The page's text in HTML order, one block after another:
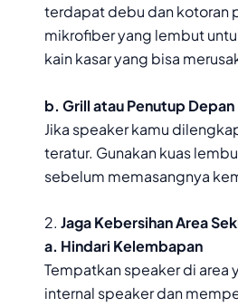
terdapat debu dan kotoran
mikrofiber yang lembut
kain kasar yang bisa
b. Grill atau Penutup Depan
Jika speaker kamu
teratur. Gunakan kuas
sebelum memasangnya
2. Jaga Kebersihan Area
a. Hindari Kelembapan
Tempatkan speaker di
internal speaker dan